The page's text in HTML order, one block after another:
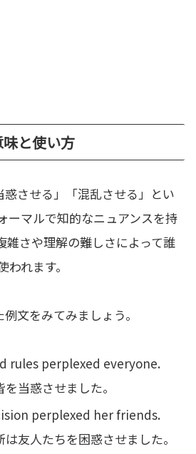
味と使い方
惑させる」「混乱させる」とい
ーマルで知的なニュアンスを持
雑さや理解の難しさによって誰
れます。
文をみてみましょう。
rules perplexed everyone.
当惑させました。
perplexed her friends.
友人たちを困惑させました。